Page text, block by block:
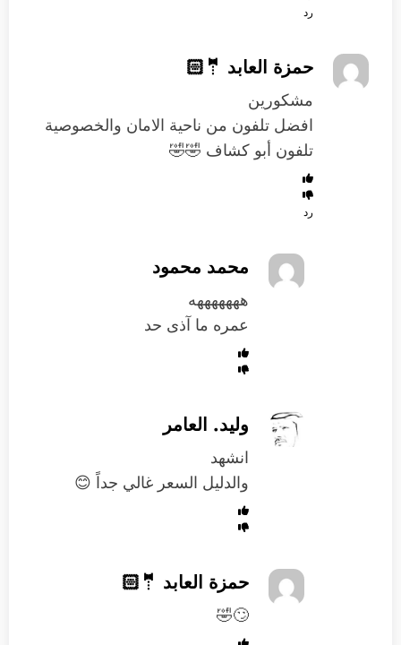
رد
حمزة العابد 🤵🏻
مشكورين
افضل تلفون من ناحية الامان والخصوصية
تلفون أبو كشاف 🤣🤣
رد
محمد محمود
هههههههه
عمره ما آذى حد
وليد. العامر
انشهد
والدليل السعر غالي جداً 😊
حمزة العابد 🤵🏻
🙄🤣